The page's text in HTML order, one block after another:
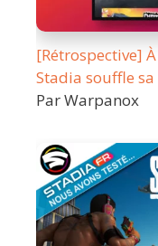
[Rétrospective]
Stadia souffle
Par Warpanox